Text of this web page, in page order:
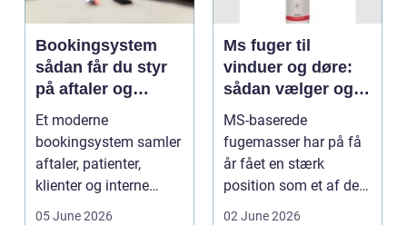
Bookingsystem
sådan får du styr
på aftaler og
arbejdsgange
Et moderne
bookingsystem samler
aftaler, patienter,
klienter og interne
arbejdsgange ét sted. I
05 June 2026
Ms fuger til
vinduer og døre:
sådan vælger og
bruger du dem
rigtigt
MS-baserede
fugemasser har på få
år fået en stærk
position som et af de
mest alsidige valg til
02 June 2026